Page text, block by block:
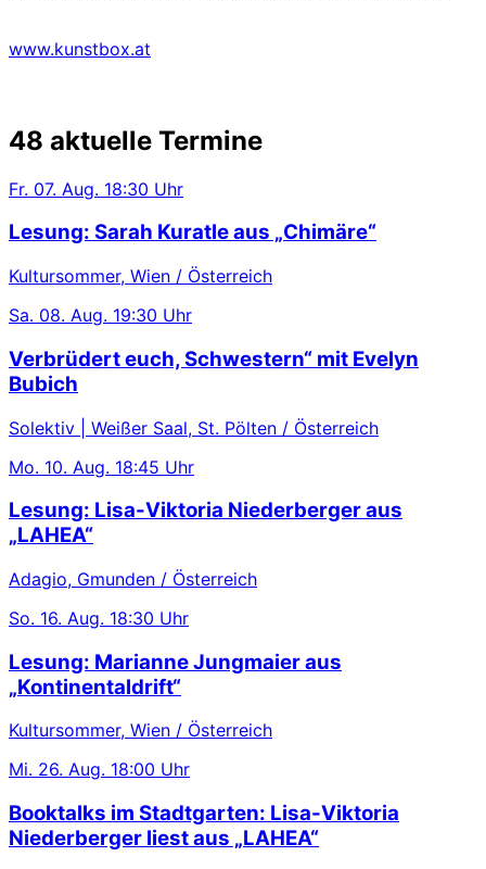
www.kunstbox.at
48 aktuelle Termine
Fr. 07. Aug. 18:30 Uhr
Lesung: Sarah Kuratle aus „Chimäre“
Kultursommer, Wien / Österreich
Sa. 08. Aug. 19:30 Uhr
Verbrüdert euch, Schwestern“ mit Evelyn
Bubich
Solektiv | Weißer Saal, St. Pölten / Österreich
Mo. 10. Aug. 18:45 Uhr
Lesung: Lisa-Viktoria Niederberger aus
„LAHEA“
Adagio, Gmunden / Österreich
So. 16. Aug. 18:30 Uhr
Lesung: Marianne Jungmaier aus
„Kontinentaldrift“
Kultursommer, Wien / Österreich
Mi. 26. Aug. 18:00 Uhr
Booktalks im Stadtgarten: Lisa-Viktoria
Niederberger liest aus „LAHEA“